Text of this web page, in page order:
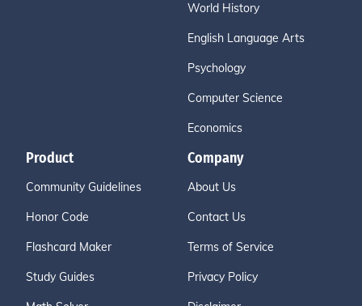
World History
English Language Arts
Psychology
Computer Science
Economics
Product
Community Guidelines
Honor Code
Flashcard Maker
Study Guides
Company
About Us
Contact Us
Terms of Service
Privacy Policy